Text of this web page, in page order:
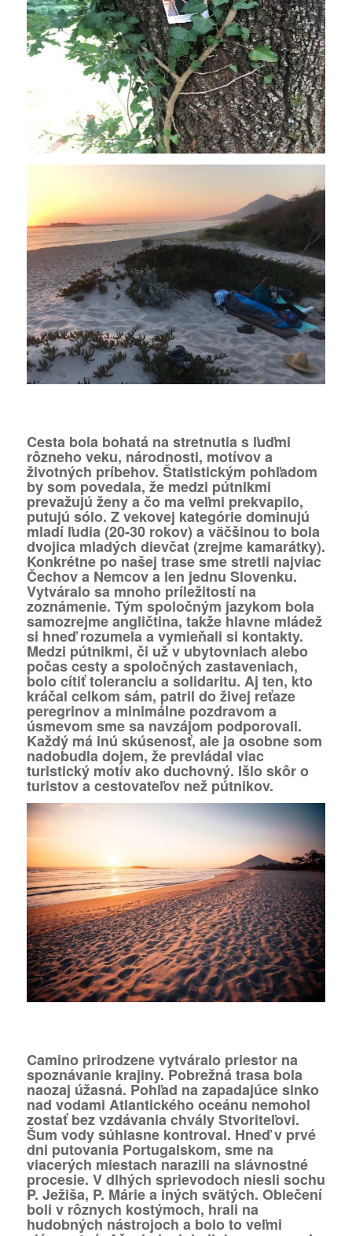
Cesta bola bohatá na stretnutia s ľuďmi
rôzneho veku, národnosti, motívov a
životných príbehov. Štatistickým pohľadom
by som povedala, že medzi pútnikmi
prevažujú ženy a čo ma veľmi prekvapilo,
putujú sólo. Z vekovej kategórie dominujú
mladí ľudia (20-30 rokov) a väčšinou to bola
dvojica mladých dievčat (zrejme kamarátky).
Konkrétne po našej trase sme stretli najviac
Čechov a Nemcov a len jednu Slovenku.
Vytváralo sa mnoho príležitostí na
zoznámenie. Tým spoločným jazykom bola
samozrejme angličtina, takže hlavne mládež
si hneď rozumela a vymieňali si kontakty.
Medzi pútnikmi, či už v ubytovniach alebo
počas cesty a spoločných zastaveniach,
bolo cítiť toleranciu a solidaritu. Aj ten, kto
kráčal celkom sám, patril do živej reťaze
peregrinov a minimálne pozdravom a
úsmevom sme sa navzájom podporovali.
Každý má inú skúsenosť, ale ja osobne som
nadobudla dojem, že prevládal viac
turistický motív ako duchovný. Išlo skôr o
turistov a cestovateľov než pútnikov.
Camino prirodzene vytváralo priestor na
spoznávanie krajiny. Pobrežná trasa bola
naozaj úžasná. Pohľad na zapadajúce slnko
nad vodami Atlantického oceánu nemohol
zostať bez vzdávania chvály Stvoriteľovi.
Šum vody súhlasne kontroval. Hneď v prvé
dni putovania Portugalskom, sme na
viacerých miestach narazili na slávnostné
procesie. V dlhých sprievodoch niesli sochu
P. Ježiša, P. Márie a iných svätých. Oblečení
boli v rôznych kostýmoch, hrali na
hudobných nástrojoch a bolo to veľmi